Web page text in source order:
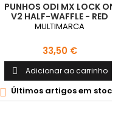
PUNHOS ODI MX LOCK ON
V2 HALF-WAFFLE - RED
MULTIMARCA
Preço
33,50 €
 Adicionar ao carrinho
 Últimos artigos em stock